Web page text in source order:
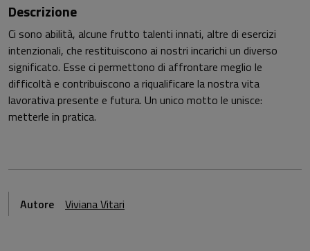
Descrizione
Ci sono abilità, alcune frutto talenti innati, altre di esercizi
intenzionali, che restituiscono ai nostri incarichi un diverso
significato. Esse ci permettono di affrontare meglio le
difficoltà e contribuiscono a riqualificare la nostra vita
lavorativa presente e futura. Un unico motto le unisce:
metterle in pratica.
Autore Viviana Vitari